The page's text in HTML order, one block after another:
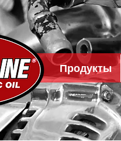
Продукты